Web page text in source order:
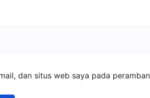
dan situs web saya pada